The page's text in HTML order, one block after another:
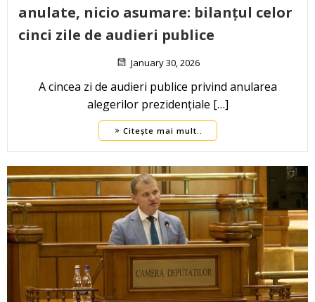
anulate, nicio asumare: bilanțul celor
cinci zile de audieri publice
January 30, 2026
A cincea zi de audieri publice privind anularea
alegerilor prezidențiale […]
Citește mai mult..